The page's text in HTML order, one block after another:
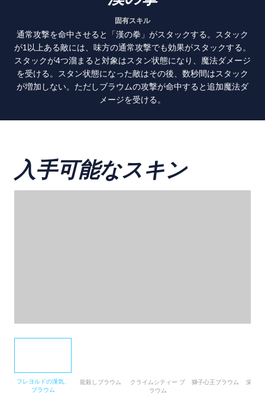
固有スキル
通常攻撃を命中させると「漢の拳」がスタックする。スタック
が1以上ある敵には、味方の通常攻撃でも効果がスタックする。
スタックが4つ溜まると対象はスタン状態になり、魔法ダメージ
を受ける。スタン状態になった敵はその後、数秒間はスタック
が増加しない。ただしブラウムの攻撃が命中すると追加魔法ダ
メージを受ける。
入手可能なスキン
フレヨルドの漢気、
ブラウム
龍殺しブラウム
クライムシティー ブ
ラウム
獅子心王ブラウム 栄誉の